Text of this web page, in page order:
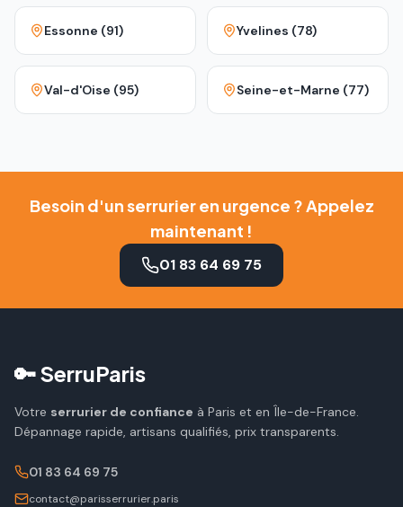
Essonne (91) Yvelines (78)
Val-d'Oise (95) Seine-et-Marne (77)
Besoin d'un serrurier en urgence ? Appelez
maintenant !
01 83 64 69 75
🔑 SerruParis
Votre serrurier de confiance à Paris et en Île-de-France.
Dépannage rapide, artisans qualifiés, prix transparents.
01 83 64 69 75
contact@parisserrurier.paris